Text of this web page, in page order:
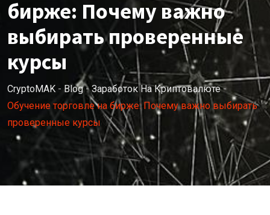
бирже: Почему важно
выбирать проверенные
курсы
CryptoMAK-Blog-Заработок На Криптовалюте-
Обучение торговле на бирже: Почему важно выбирать
проверенные курсы